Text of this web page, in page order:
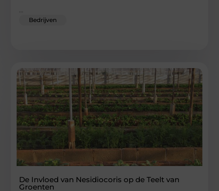
Bedrijven
De Invloed van Nesidiocoris op de Teelt van
Groenten